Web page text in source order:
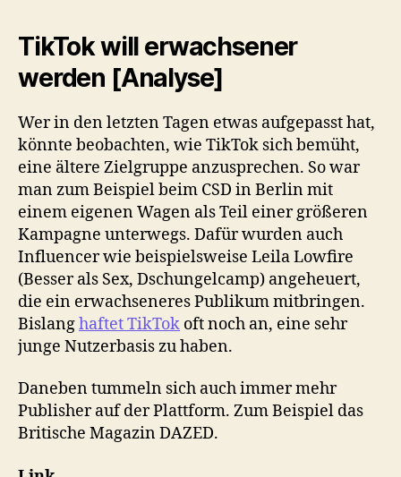
TikTok will erwachsener
werden [Analyse]
Wer in den letzten Tagen etwas aufgepasst hat,
könnte beobachten, wie TikTok sich bemüht,
eine ältere Zielgruppe anzusprechen. So war
man zum Beispiel beim CSD in Berlin mit
einem eigenen Wagen als Teil einer größeren
Kampagne unterwegs. Dafür wurden auch
Influencer wie beispielsweise Leila Lowfire
(Besser als Sex, Dschungelcamp) angeheuert,
die ein erwachseneres Publikum mitbringen.
Bislanghaftet TikTok oft noch an, eine sehr
junge Nutzerbasis zu haben.
Daneben tummeln sich auch immer mehr
Publisher auf der Plattform. Zum Beispiel das
Britische Magazin DAZED.